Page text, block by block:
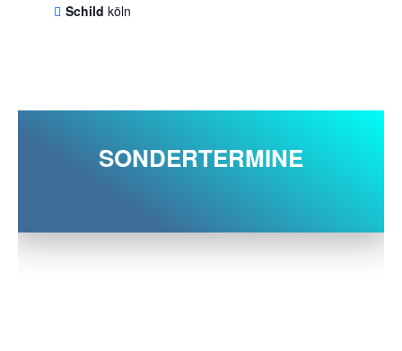
Schild köln
SONDERTERMINE